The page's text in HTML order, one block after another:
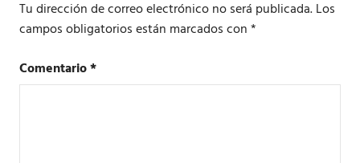
Tu dirección de correo electrónico no será publicada.Los
campos obligatorios están marcados con*
Comentario*